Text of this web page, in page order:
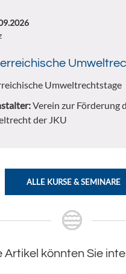
Umweltrechtstage
Verein zur Förderung
der JKU
ALLE KURSE & SEMINARE
Artikel könnten Sie